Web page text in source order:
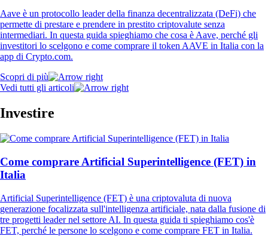
Aave è un protocollo leader della finanza decentralizzata (DeFi) che
permette di prestare e prendere in prestito criptovalute senza
intermediari. In questa guida spieghiamo che cosa è Aave, perché gli
investitori lo scelgono e come comprare il token AAVE in Italia con la
app di Crypto.com.
Scopri di più
Vedi tutti gli articoli
Investire
Come comprare Artificial Superintelligence (FET) in
Italia
Artificial Superintelligence (FET) è una criptovaluta di nuova
generazione focalizzata sull'intelligenza artificiale, nata dalla fusione di
tre progetti leader nel settore AI. In questa guida ti spieghiamo cos'è
FET, perché le persone lo scelgono e come comprare FET in Italia.